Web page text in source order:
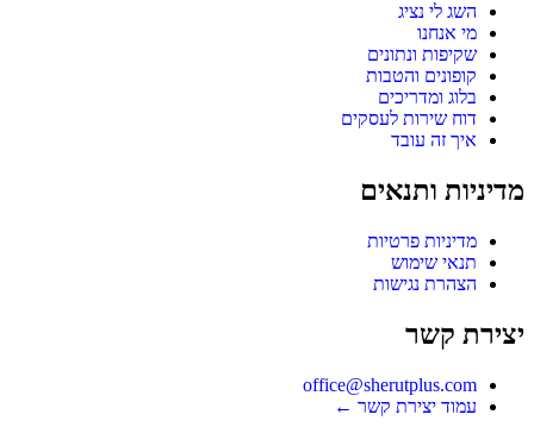
השג לי נציג
מי אנחנו
שקיפות ונתונים
קופונים והטבות
בלוג ומדריכים
דוח שירות לעסקים
איך זה עובד
מדיניות ותנאים
מדיניות פרטיות
תנאי שימוש
הצהרת נגישות
יצירת קשר
office@sherutplus.com
עמוד יצירת קשר ←